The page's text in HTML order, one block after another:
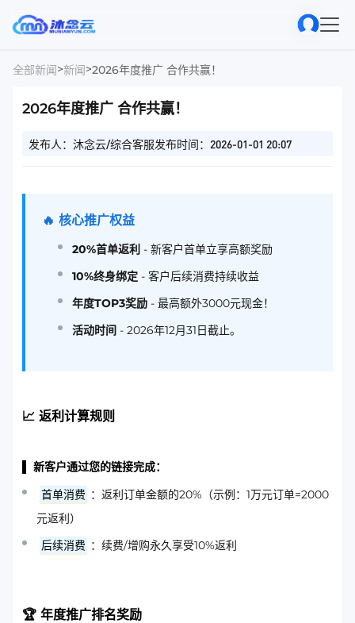
全部新闻>新闻>2026年度推广 合作共赢！
2026年度推广 合作共赢！
发布人：沐念云/综合客服发布时间：2026-01-01 20:07
🔥 核心推广权益
20%首单返利 - 新客户首单立享高额奖励
10%终身绑定 - 客户后续消费持续收益
年度TOP3奖励 - 最高额外3000元现金！
活动时间 - 2026年12月31日截止。
📈 返利计算规则
▌ 新客户通过您的链接完成：
首单消费 ：返利订单金额的20%（示例：1万元订单=2000
元返利）
后续消费 ：续费/增购永久享受10%返利
🏆 年度推广排名奖励